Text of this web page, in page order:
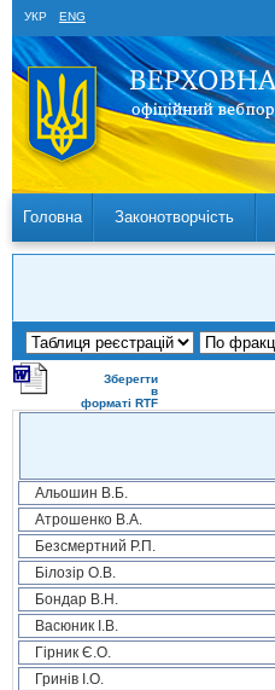
УКР ENG
Головна Законотворчість
Зберегти
в
форматі RTF
Альошин В.Б.
Атрошенко В.А.
Безсмертний Р.П.
Білозір О.В.
Бондар В.Н.
Васюник І.В.
Гірник Є.О.
Гринів І.О.